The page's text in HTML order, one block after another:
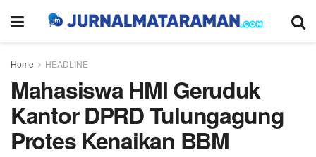
Home HEADLINE
Mahasiswa HMI Geruduk
Kantor DPRD Tulungagung
Protes Kenaikan BBM